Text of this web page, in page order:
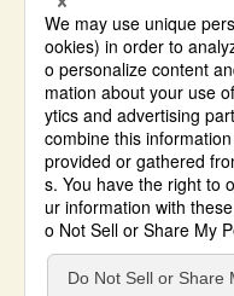
【本書の構成】
・練習問題（ワーク
・音声スクリプト
・解答
・CD-ROM（MP3形
【ポイント】
・各課に「学習目的
単な説明）」を掲載。
新しく学習する文法
ら、その文の理解を
そして、さまざまな
す。
・初級の学習が終わ
自然な発話速度の日
た、初級文法の復習
会話に注目すれば、
Japanese
hed by Bonjinsha
© Bonjinsha Co., LTD.